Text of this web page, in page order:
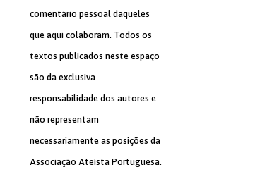
comentário pessoal daqueles
que aqui colaboram. Todos os
textos publicados neste espaço
são da exclusiva
responsabilidade dos autores e
não representam
necessariamente as posições da
Associação Ateísta Portuguesa.